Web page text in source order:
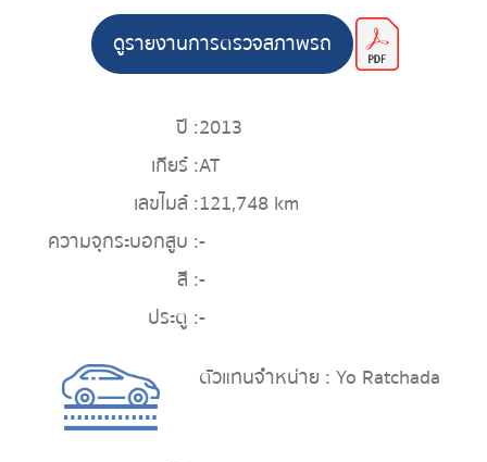
ดูรายงานการตรวจสภาพรถ
ปี :2013
เกียร์ :AT
เลขไมล์ :121,748 km
ความจุกระบอกสูบ :-
สี :-
ประตู :-
ตัวแทนจำหน่าย : Yo Ratchada